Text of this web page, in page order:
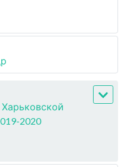
2020